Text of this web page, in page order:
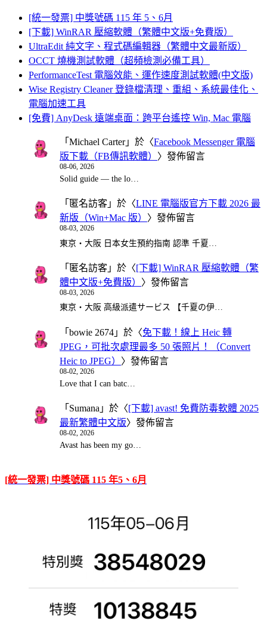
[統一發票] 中獎號碼 115 年 5、6月
[下載] WinRAR 壓縮軟體（繁體中文版+免費版）
UltraEdit 純文字、程式碼編輯器（繁體中文最新版）
OCCT 燒機測試軟體（超頻檢測必備工具）
PerformanceTest 電腦效能、運作速度測試軟體(中文版)
Wise Registry Cleaner 登錄檔清理、重組、系統最佳化、
電腦加速工具
[免費] AnyDesk 遠端桌面：跨平台遙控 Win, Mac 電腦
「 Michael Carter」於〈Facebook Messenger 電腦
版下載（FB傳訊軟體） 〉發佈留言
08-06, 2026
Solid guide — the lo…
「 匿名訪客 」於〈LINE 電腦版官方下載 2026 最
新版（Win+Mac 版）
〉發佈留言
08-03, 2026
東京・大阪 日本女生預約指南 認準 千夏…
「 匿名訪客 」於〈[下載] WinRAR 壓縮軟體（繁
體中文版+免費版） 〉發佈留言
08-03, 2026
東京・大阪 高級派遣サービス 【千夏の伊…
「 bowie 2674 」於〈免下載！線上 Heic 轉
JPEG，可批次處理最多 50 張照片！（Convert
Heic to JPEG） 〉發佈留言
08-02, 2026
Love that I can batc…
「 Sumana 」於〈[下載] avast! 免費防毒軟體 2025
最新繁體中文版〉發佈留言
08-02, 2026
Avast has been my go…
[統一發票] 中獎號碼 115 年5、6月